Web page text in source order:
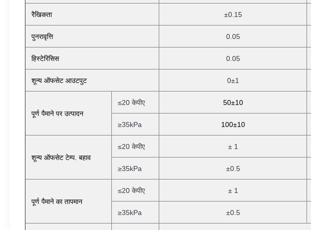
रैखिकता ±0.15
पुनरावृत्ति 0.05
हिस्टेरिसिस 0.05
शून्य ऑफसेट आउटपुट 0±1
पूर्ण पैमाने पर उत्पादन
≤20 केपीए 50±10
≥35kPa 100±10
शून्य ऑफसेट टेम्प. बहाव
≤20 केपीए ± 1
≥35kPa ±0.5
पूर्ण पैमाने का तापमान
≤20 केपीए ± 1
≥35kPa ±0.5